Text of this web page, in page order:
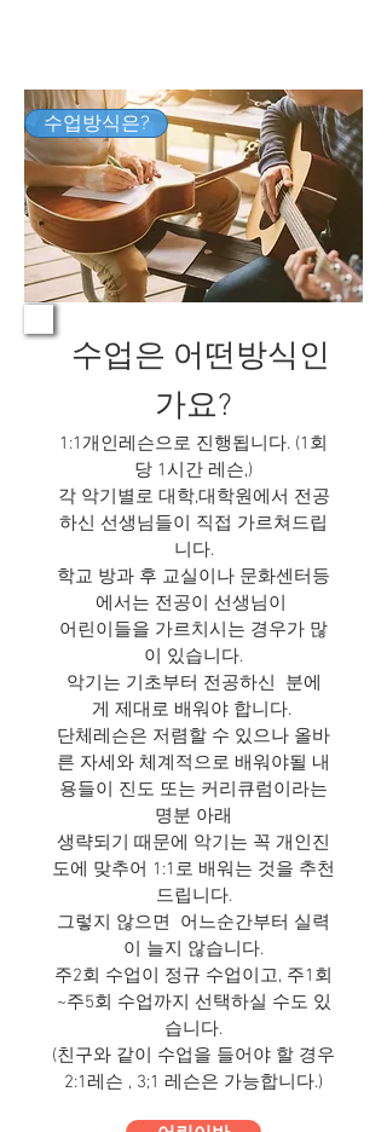
수업방식은?
수업은 어떤방식인
가요?
1:1개인레슨으로 진행됩니다. ​(1회
당 1시간 레슨,)
각 악기별로 대학,대학원에서 전공
하신 선생님들이 직접 가르쳐드립
니다.
학교 방과 후 교실이나 문화센터등
에서는 전공이 선생님이
어린이들을 가르치시는 경우가 많
이 있습니다.
악기는 기초부터 전공하신 분에
게 제대로 배워야 합니다.
단체레슨은 저렴할 수 있으나 올바
른 자세와 체계적으로 배워야될 내
용들이 진도 또는 커리큐럼이라는
명분 아래
생략되기 때문에 악기는 꼭 개인진
도에 맞추어 1:1로 배워는 것을 추천
드립니다.
그렇지 않으면 어느순간부터 실력
이 늘지 않습니다.
주2회 수업이 정규 수업이고, 주1회
~주5회 수업까지 선택하실 수도 있
습니다.
​(친구와 같이 수업을 들어야 할 경우
2:1레슨 , 3;1 레슨은 가능합니다.)